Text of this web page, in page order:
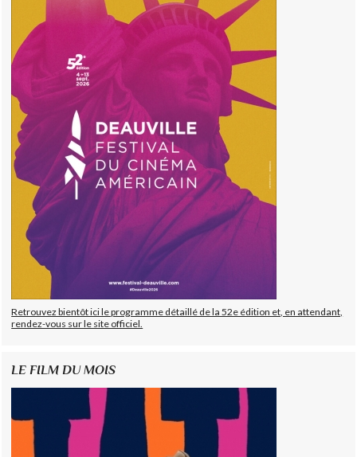
Retrouvez bientôt ici le programme détaillé de la 52e édition et, en attendant,
rendez-vous sur le site officiel.
LE FILM DU MOIS